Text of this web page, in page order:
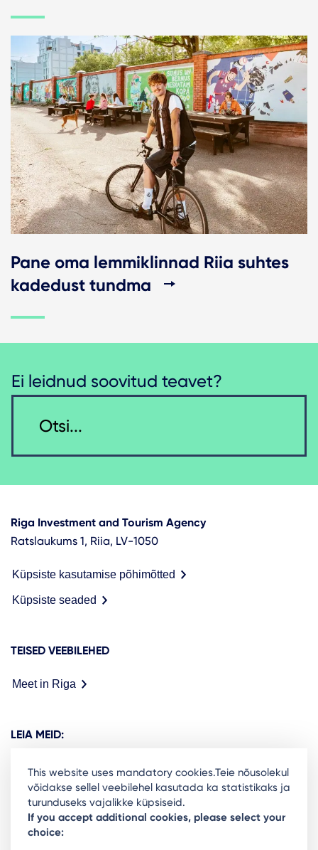
Pane oma lemmiklinnad Riia suhtes
kadedust tundma
Ei leidnud soovitud teavet?
Riga Investment and Tourism Agency
Ratslaukums 1, Riia, LV-1050
Küpsiste kasutamise põhimõtted
Küpsiste seaded
TEISED VEEBILEHED
Meet in Riga
LEIA MEID:
Ready to stay in the loop on Rigas business
community? Subscribe to our newsletter.
This website uses mandatory cookies.Teie nõusolekul
võidakse sellel veebilehel kasutada ka statistikaks ja
turunduseks vajalikke küpsiseid.
If you accept additional cookies, please select your
choice: